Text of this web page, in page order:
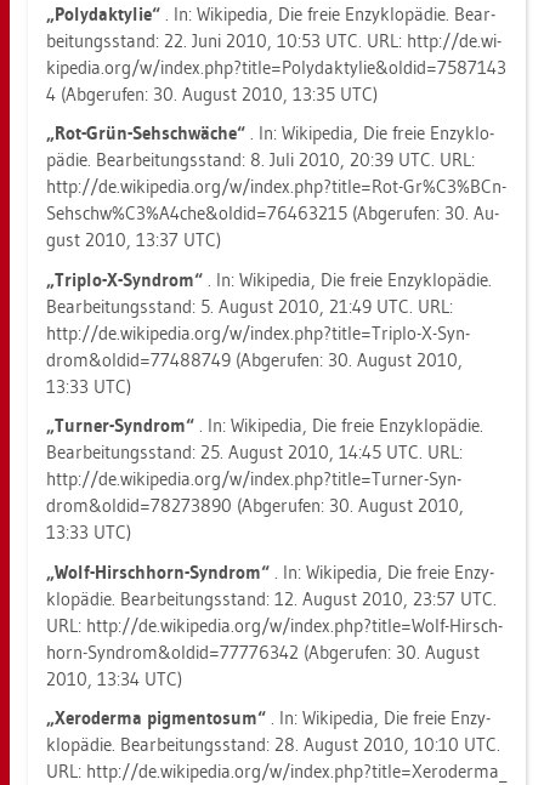
„Po­ly­dak­ty­lie“ . In: Wi­ki­pe­dia, Die freie En­zy­klo­pä­die. Be­ar­
bei­tungs­stand: 22. Juni 2010, 10:53 UTC. URL: http://​de.​wi­
ki­pe­dia.​org/​w/​index.​php?​tit​le=Pol​ydak​tyli​e&​old​id=758​7143​
4 (Ab­ge­ru­fen: 30. Au­gust 2010, 13:35 UTC)
„Rot-Grün-Seh­schwä­che“ . In: Wi­ki­pe­dia, Die freie En­zy­klo­
pä­die. Be­ar­bei­tungs­stand: 8. Juli 2010, 20:39 UTC. URL:
http://​de.​wi­ki­pe­dia.​org/​w/​index.​php?​title=Rot-​Gr%C3%BCn-​
Seh​schw%C3%A4c​he&​old​id=764​6321​5 (Ab­ge­ru­fen: 30. Au­
gust 2010, 13:37 UTC)
„Tri­plo-X-Syn­drom“ . In: Wi­ki­pe­dia, Die freie En­zy­klo­pä­die.
Be­ar­bei­tungs­stand: 5. Au­gust 2010, 21:49 UTC. URL:
http://​de.​wi­ki­pe­dia.​org/​w/​index.​php?​tit​le=Tri​plo-​X-​Syn­
drom&​old​id=774​8874​9 (Ab­ge­ru­fen: 30. Au­gust 2010,
13:33 UTC)
„Tur­ner-Syn­drom“ . In: Wi­ki­pe­dia, Die freie En­zy­klo­pä­die.
Be­ar­bei­tungs­stand: 25. Au­gust 2010, 14:45 UTC. URL:
http://​de.​wi­ki­pe­dia.​org/​w/​index.​php?​tit​le=Tur​ner-​Syn­
drom&​old​id=782​7389​0 (Ab­ge­ru­fen: 30. Au­gust 2010,
13:33 UTC)
„Wolf-Hirsch­horn-Syn­drom“ . In: Wi­ki­pe­dia, Die freie En­zy­
klo­pä­die. Be­ar­bei­tungs­stand: 12. Au­gust 2010, 23:57 UTC.
URL: http://​de.​wi­ki­pe­dia.​org/​w/​index.​php?​title=Wolf-​Hirsch­
horn-​Syn­drom&​old​id=777​7634​2 (Ab­ge­ru­fen: 30. Au­gust
2010, 13:34 UTC)
„Xe­ro­der­ma pig­men­to­sum“ . In: Wi­ki­pe­dia, Die freie En­zy­
klo­pä­die. Be­ar­bei­tungs­stand: 28. Au­gust 2010, 10:10 UTC.
URL: http://​de.​wi­ki­pe­dia.​org/​w/​index.​php?​tit​le=Xer​oder​ma_​